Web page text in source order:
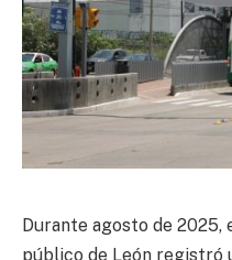
Durante agosto de
público de León registró